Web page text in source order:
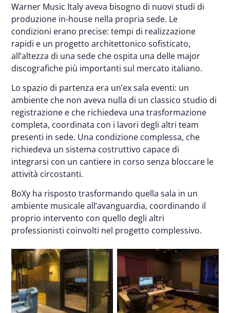
Warner Music Italy aveva bisogno di nuovi studi di
produzione in-house nella propria sede. Le
condizioni erano precise: tempi di realizzazione
rapidi e un progetto architettonico sofisticato,
all’altezza di una sede che ospita una delle major
discografiche più importanti sul mercato italiano.
Lo spazio di partenza era un’ex sala eventi: un
ambiente che non aveva nulla di un classico studio di
registrazione e che richiedeva una trasformazione
completa, coordinata con i lavori degli altri team
presenti in sede. Una condizione complessa, che
richiedeva un sistema costruttivo capace di
integrarsi con un cantiere in corso senza bloccare le
attività circostanti.
BoXy ha risposto trasformando quella sala in un
ambiente musicale all’avanguardia, coordinando il
proprio intervento con quello degli altri
professionisti coinvolti nel progetto complessivo.